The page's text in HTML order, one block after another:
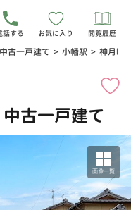
話する お気に入り 閲覧履歴
中古一戸建て > 小幡駅 > 神月町
古一戸建て